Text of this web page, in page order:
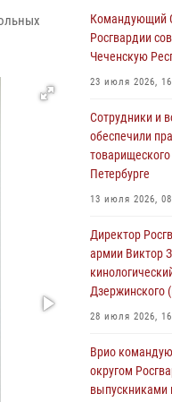
В столице
устроившего
В Удмуртии
Росгвардии
В Москве дети
мастер-класс
05 августа 2026,
Офицеры
правопорядка
армии Ивана
Командующий
Росгвардии
Чеченскую
23 июля 2026,
Сотрудники и
обеспечили
Петербурге
13 июля 2026,
Директор
армии Виктор
Дзержинского
28 июля 2026,
Врио
округом
выпускниками